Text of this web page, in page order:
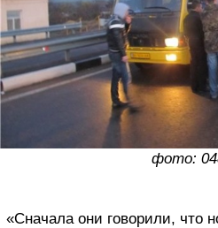
фото:
«Сначала они говорили, что